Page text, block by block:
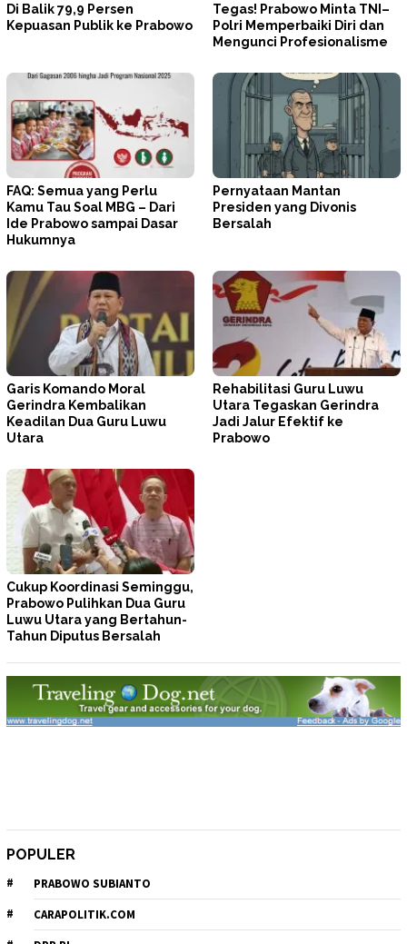
Di Balik 79,9 Persen
Kepuasan Publik ke Prabowo
Tegas! Prabowo Minta TNI–
Polri Memperbaiki Diri dan
Mengunci Profesionalisme
FAQ: Semua yang Perlu
Kamu Tau Soal MBG – Dari
Ide Prabowo sampai Dasar
Hukumnya
Pernyataan Mantan
Presiden yang Divonis
Bersalah
Garis Komando Moral
Gerindra Kembalikan
Keadilan Dua Guru Luwu
Utara
Rehabilitasi Guru Luwu
Utara Tegaskan Gerindra
Jadi Jalur Efektif ke
Prabowo
Cukup Koordinasi Seminggu,
Prabowo Pulihkan Dua Guru
Luwu Utara yang Bertahun-
Tahun Diputus Bersalah
POPULER
PRABOWO SUBIANTO
CARAPOLITIK.COM